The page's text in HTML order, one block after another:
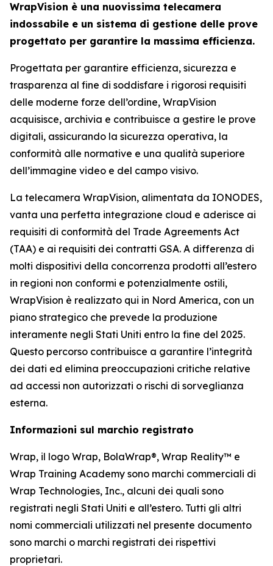
WrapVision è una nuovissima telecamera
indossabile e un sistema di gestione delle prove
progettato per garantire la massima efficienza.
Progettata per garantire efficienza, sicurezza e
trasparenza al fine di soddisfare i rigorosi requisiti
delle moderne forze dell’ordine, WrapVision
acquisisce, archivia e contribuisce a gestire le prove
digitali, assicurando la sicurezza operativa, la
conformità alle normative e una qualità superiore
dell’immagine video e del campo visivo.
La telecamera WrapVision, alimentata da IONODES,
vanta una perfetta integrazione cloud e aderisce ai
requisiti di conformità del Trade Agreements Act
(TAA) e ai requisiti dei contratti GSA. A differenza di
molti dispositivi della concorrenza prodotti all’estero
in regioni non conformi e potenzialmente ostili,
WrapVision è realizzato qui in Nord America, con un
piano strategico che prevede la produzione
interamente negli Stati Uniti entro la fine del 2025.
Questo percorso contribuisce a garantire l’integrità
dei dati ed elimina preoccupazioni critiche relative
ad accessi non autorizzati o rischi di sorveglianza
esterna.
Informazioni sul marchio registrato
Wrap, il logo Wrap, BolaWrap®, Wrap Reality™ e
Wrap Training Academy sono marchi commerciali di
Wrap Technologies, Inc., alcuni dei quali sono
registrati negli Stati Uniti e all’estero. Tutti gli altri
nomi commerciali utilizzati nel presente documento
sono marchi o marchi registrati dei rispettivi
proprietari.